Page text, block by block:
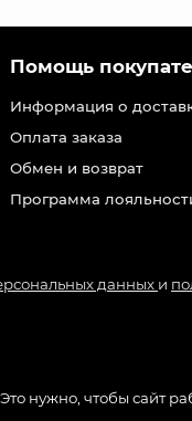
Это нужно, чтобы сайт
Помощь
Информация о
Оплата заказа
Обмен и возврат
Программа
данных и